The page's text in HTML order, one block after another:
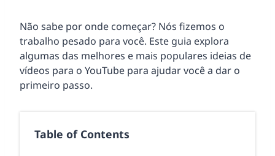
Não sabe por onde começar? Nós fizemos o
trabalho pesado para você. Este guia explora
algumas das melhores e mais populares ideias de
vídeos para o YouTube para ajudar você a dar o
primeiro passo.
Table of Contents